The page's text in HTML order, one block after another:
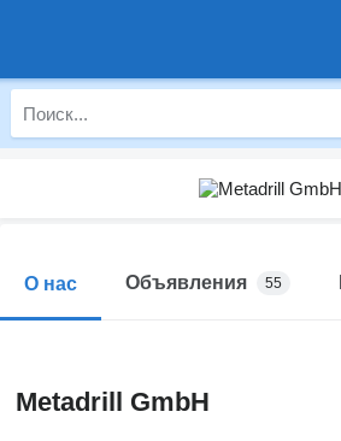
О нас Объявления 55
Metadrill GmbH